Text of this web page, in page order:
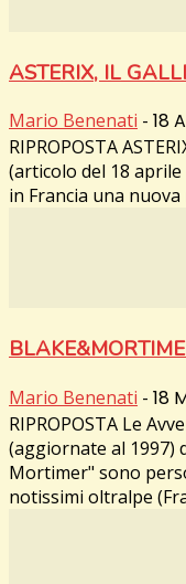
ASTERIX, IL
Mario Benenati - 18
RIPROPOSTA
(articolo del 18
in Francia una
Mario Benenati - 18
RIPROPOSTA Le
(aggiornate al 1997)
Mortimer" sono
notissimi oltralpe